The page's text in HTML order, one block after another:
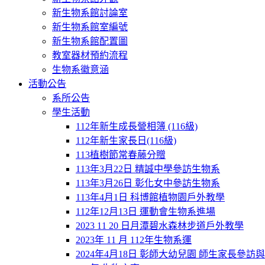
新生物系館討論室
新生物系館室編號
新生物系館配置圖
教室器材預約流程
生物系徽意涵
活動公告
系所公告
學生活動
112年新生成長營相簿 (116級)
112年新生家長日(116級)
113植樹節常春藤分贈
113年3月22日 精誠中學參訪生物系
113年3月26日 彰化女中參訪生物系
113年4月1日 科博館植物園戶外教學
112年12月13日 運動會生物系進場
2023 11 20 日月潭碧水森林步道戶外教學
2023年 11 月 112年生物系運
2024年4月18日 彰師大幼兒園 師生家長參訪